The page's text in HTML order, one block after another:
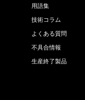
用語集
技術コラム
よくある質問
不具合情報
生産終了製品